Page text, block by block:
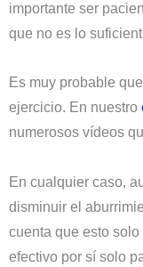
importante ser
que no es lo
Es muy probable
ejercicio. En nuestro
numerosos vídeos
En cualquier caso,
disminuir el
cuenta que esto
efectivo por sí solo